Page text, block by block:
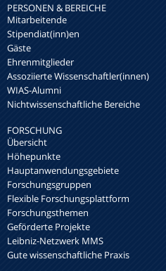
PERSONEN & BEREICHE
Mitarbeitende
Stipendiat(inn)en
Gäste
Ehrenmitglieder
Assoziierte Wissenschaftler(innen)
WIAS-Alumni
Nichtwissenschaftliche Bereiche
FORSCHUNG
Übersicht
Höhepunkte
Hauptanwendungsgebiete
Forschungsgruppen
Flexible Forschungsplattform
Forschungsthemen
Geförderte Projekte
Leibniz-Netzwerk MMS
Gute wissenschaftliche Praxis